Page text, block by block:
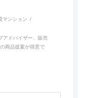
ある26cmです。
トレスで、安心・安
マンション
アドバイザー、販売
商品提案が得意で